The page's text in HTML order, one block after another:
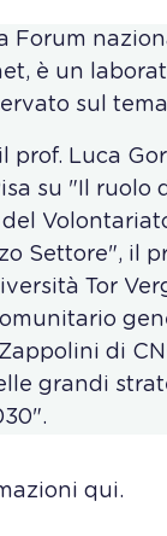
Forum
è un
sul
prof. Luca
su "Il ruolo
Settore", il
Tor
di
grandi
qui.